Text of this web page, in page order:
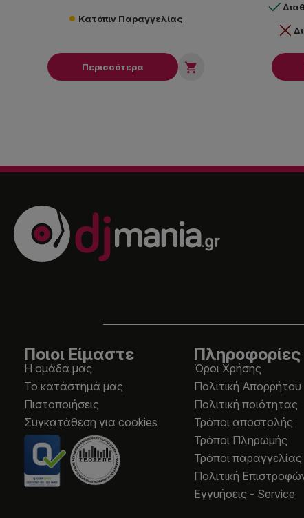
Κατόπιν Παραγγελίας
Περισσότερα 
Ποιοι Είμαστε
Η ομάδα μας
Το κατάστημά μας
Πιστοποιήσεις
Συγκατάθεση για cookies
Πληροφορίες
Όροι Χρήσης
Πολιτική Απορρήτου
Πολιτική ποιότητας
Τρόποι αποστολής
Τρόποι Πληρωμής
Τρόποι παραγγελίας
Πολιτική
Εγγυήσεις - Service